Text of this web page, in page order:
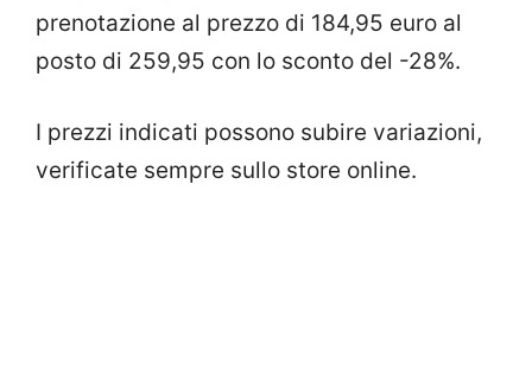
prenotazione al prezzo di 184,95 euro al
posto di 259,95 con lo sconto del -28%.
I prezzi indicati possono subire variazioni,
verificate sempre sullo store online.